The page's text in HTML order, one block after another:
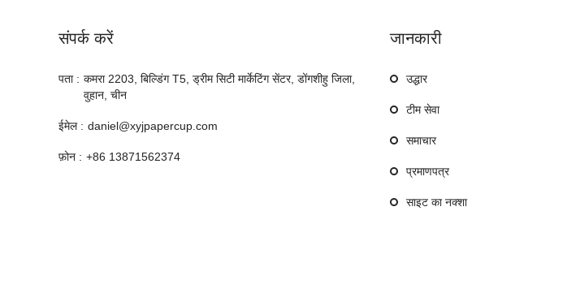
संपर्क करें
पता : कमरा 2203, बिल्डिंग T5, ड्रीम सिटी मार्केटिंग सेंटर, डोंगशीहु जिला,
वुहान, चीन
ईमेल : daniel@xyjpapercup.com
फ़ोन : +86 13871562374
जानकारी
उद्धार
टीम सेवा
समाचार
प्रमाणपत्र
साइट का नक्शा